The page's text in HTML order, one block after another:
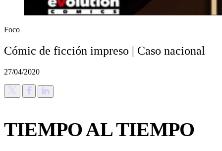
Foco
Cómic de ficción impreso | Caso nacional
27/04/2020
TIEMPO AL TIEMPO